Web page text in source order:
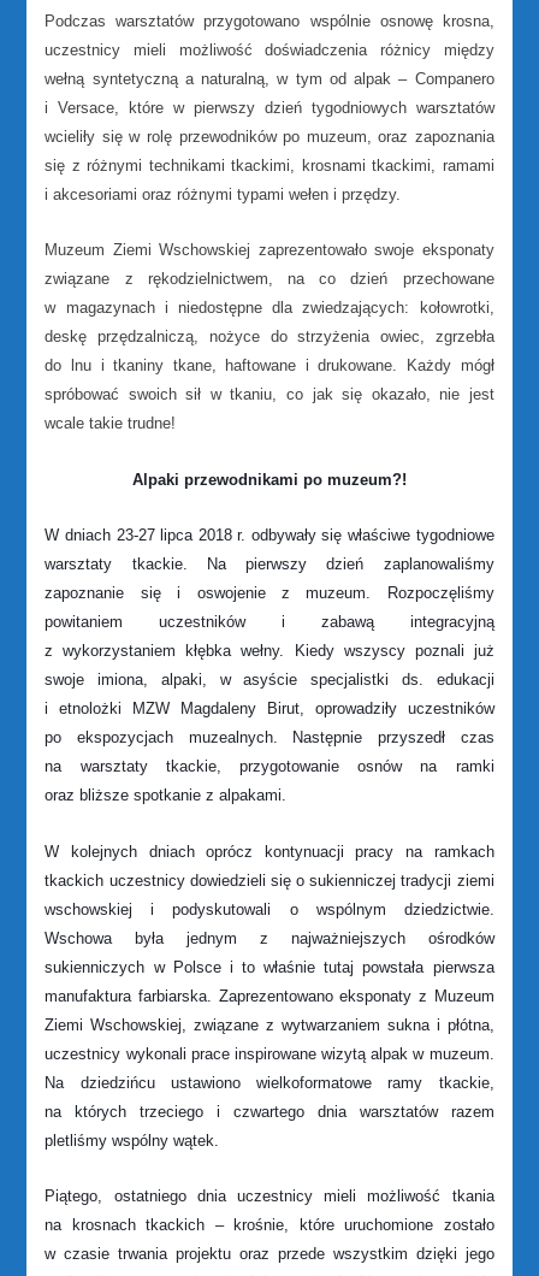
Podczas warsztatów przygotowano wspólnie osnowę krosna,
uczestnicy mieli możliwość doświadczenia różnicy między
wełną syntetyczną a naturalną, w tym od alpak – Companero
i Versace, które w pierwszy dzień tygodniowych warsztatów
wcieliły się w rolę przewodników po muzeum, oraz zapoznania
się z różnymi technikami tkackimi, krosnami tkackimi, ramami
i akcesoriami oraz różnymi typami wełen i przędzy.
Muzeum Ziemi Wschowskiej zaprezentowało swoje eksponaty
związane z rękodzielnictwem, na co dzień przechowane
w magazynach i niedostępne dla zwiedzających: kołowrotki,
deskę przędzalniczą, nożyce do strzyżenia owiec, zgrzebła
do lnu i tkaniny tkane, haftowane i drukowane. Każdy mógł
spróbować swoich sił w tkaniu, co jak się okazało, nie jest
wcale takie trudne!
Alpaki przewodnikami po muzeum?!
W dniach 23-27 lipca 2018 r. odbywały się właściwe tygodniowe
warsztaty tkackie. Na pierwszy dzień zaplanowaliśmy
zapoznanie się i oswojenie z muzeum. Rozpoczęliśmy
powitaniem uczestników i zabawą integracyjną
z wykorzystaniem kłębka wełny. Kiedy wszyscy poznali już
swoje imiona, alpaki, w asyście specjalistki ds. edukacji
i etnolożki MZW Magdaleny Birut, oprowadziły uczestników
po ekspozycjach muzealnych. Następnie przyszedł czas
na warsztaty tkackie, przygotowanie osnów na ramki
oraz bliższe spotkanie z alpakami.
W kolejnych dniach oprócz kontynuacji pracy na ramkach
tkackich uczestnicy dowiedzieli się o sukienniczej tradycji ziemi
wschowskiej i podyskutowali o wspólnym dziedzictwie.
Wschowa była jednym z najważniejszych ośrodków
sukienniczych w Polsce i to właśnie tutaj powstała pierwsza
manufaktura farbiarska. Zaprezentowano eksponaty z Muzeum
Ziemi Wschowskiej, związane z wytwarzaniem sukna i płótna,
uczestnicy wykonali prace inspirowane wizytą alpak w muzeum.
Na dziedzińcu ustawiono wielkoformatowe ramy tkackie,
na których trzeciego i czwartego dnia warsztatów razem
pletliśmy wspólny wątek.
Piątego, ostatniego dnia uczestnicy mieli możliwość tkania
na krosnach tkackich – krośnie, które uruchomione zostało
w czasie trwania projektu oraz przede wszystkim dzięki jego